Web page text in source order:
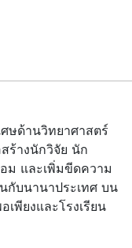
ษด้านวิทยาศาสตร์
ร้างนักวิจัย นัก
ม และเพิ่มขีดความ
กับนานาประเทศ บน
พียงและโรงเรียน